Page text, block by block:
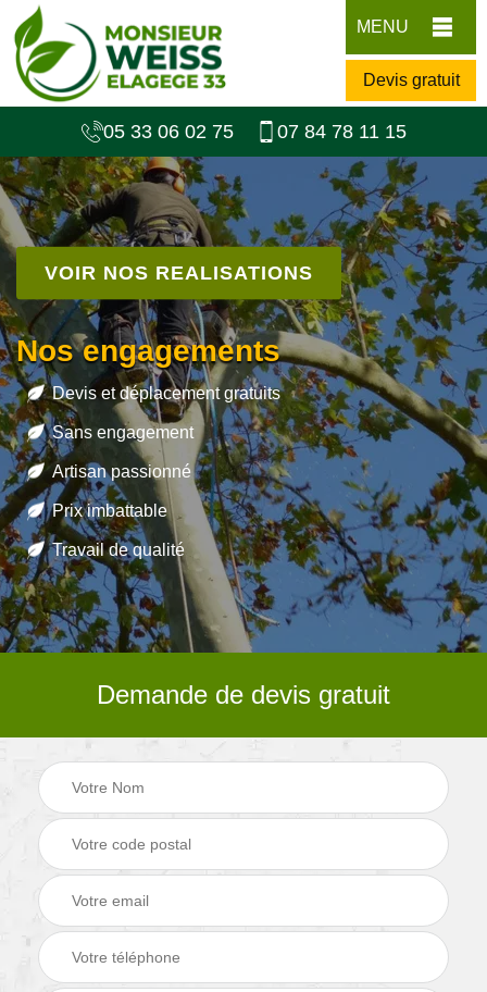
MENU
Devis gratuit
05 33 06 02 75 07 84 78 11 15
VOIR NOS REALISATIONS
Nos engagements
Devis et déplacement gratuits
Sans engagement
Artisan passionné
Prix imbattable
Travail de qualité
Demande de devis gratuit